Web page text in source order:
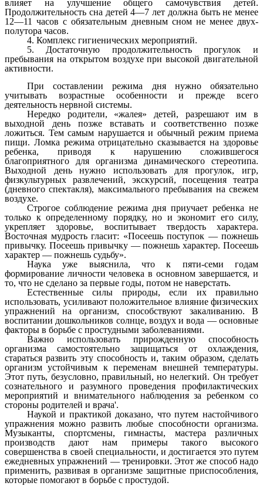
влияет на улучшение общего самочувствия детей.
Продолжительность сна детей 4—7 лет должна быть не менее
12—11 часов с обязательным дневным сном не менее двух-
полутора часов.
4. Комплекс гигиенических мероприятий.
5. Достаточную продолжительность прогулок и
пребывания на открытом воздухе при высокой двигательной
активности.
При составлении режима дня нужно обязательно
учитывать возрастные особенности и прежде всего
деятельность нервной системы.
Нередко родители, «жалея» детей, разрешают им в
выходной день позже вставать и соответственно позже
ложиться. Тем самым нарушается и обычный режим приема
пищи. Ломка режима отрицательно сказывается на здоровье
ребенка, приводя к нарушению сложившегося
благоприятного для организма динамического стереотипа.
Выходной день нужно использовать для прогулок, игр,
физкультурных развлечений, экскурсий, посещения театра
(дневного спектакля), максимального пребывания на свежем
воздухе.
Строгое соблюдение режима дня приучает ребенка не
только к определенному порядку, но и экономит его силу,
укрепляет здоровье, воспитывает твердость характера.
Восточная мудрость гласит: «Посеешь поступок — пожнешь
привычку. Посеешь привычку — пожнешь характер. Посеешь
характер — пожнешь судьбу».
Наука уже выяснила, что к пяти-семи годам
формирование личности человека в основном завершается, и
то, что не сделано за первые годы, потом не наверстать.
Естественные силы природы, если их правильно
использовать, усиливают положительное влияние физических
упражнений на организм, способствуют закаливанию. В
воспитании дошкольников солнце, воздух и вода — основные
факторы в борьбе с простудными заболеваниями.
Важно использовать прирожденную способность
организма самостоятельно защищаться от охлаждения,
стараться развить эту способность и, таким образом, сделать
организм устойчивым к переменам внешней температуры.
Этот путь, безусловно, правильный, но нелегкий. Он требует
сознательного и разумного проведения профилактических
мероприятий и внимательного наблюдения за ребенком со
стороны родителей и врача'.
Наукой и практикой доказано, что путем настойчивого
упражнения можно развить любые способности организма.
Музыканты, спортсмены, гимнасты, мастера различных
производств дают нам примеры такого высокого
совершенства в своей специальности, и достигается это путем
ежедневных упражнений — тренировки. Этот же способ надо
применить, развивая в организме защитные приспособления,
которые помогают в борьбе с простудой.